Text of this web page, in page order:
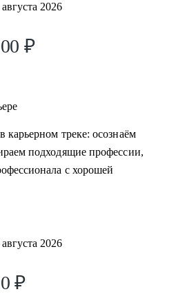
магистратуры/аспирантуры
администрирование,
исследователи,
августа 2026
₽
треке: осознаём
подходящие профессии,
с хорошей
августа 2026
₽